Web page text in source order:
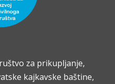
za prikupljanje,
kajkavske baštine,